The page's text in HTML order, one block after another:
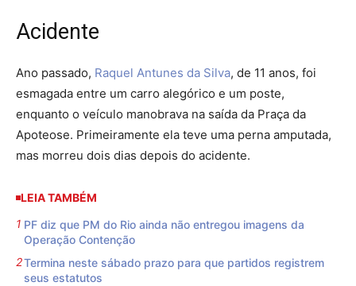
Acidente
Ano passado, Raquel Antunes da Silva, de 11 anos, foi
esmagada entre um carro alegórico e um poste,
enquanto o veículo manobrava na saída da Praça da
Apoteose. Primeiramente ela teve uma perna amputada,
mas morreu dois dias depois do acidente.
LEIA TAMBÉM
PF diz que PM do Rio ainda não entregou imagens da
Operação Contenção
Termina neste sábado prazo para que partidos registrem
seus estatutos